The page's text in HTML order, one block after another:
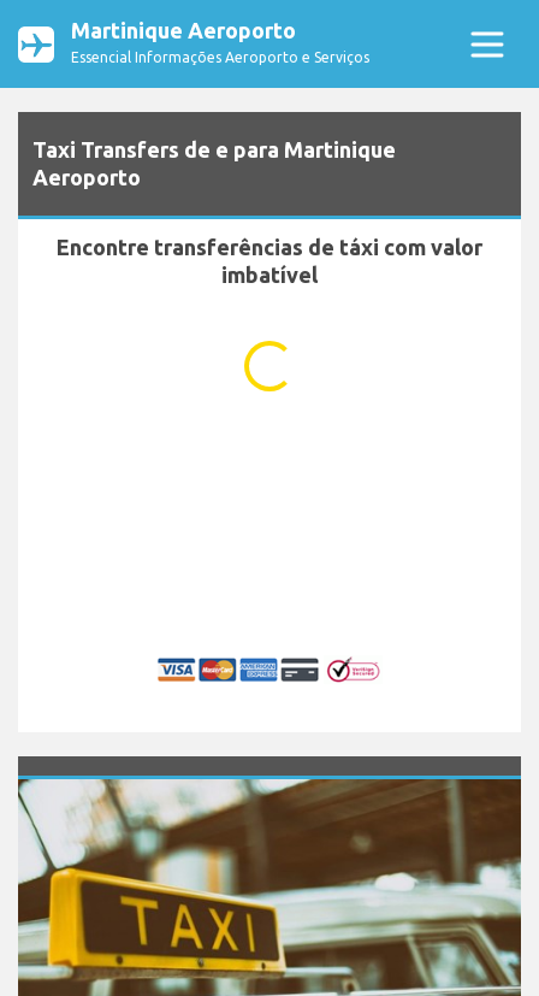
Martinique Aeroporto
Essencial Informações Aeroporto e Serviços
Taxi Transfers de e para Martinique
Aeroporto
Encontre transferências de táxi com valor
imbatível